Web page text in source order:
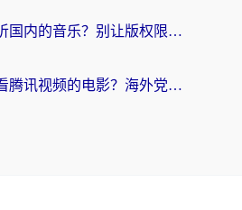
在国外怎么听国内的音乐？别让版权限制断了你的华语歌单
怎么在国外看腾讯视频的电影？海外党亲测有效的回国加速指南